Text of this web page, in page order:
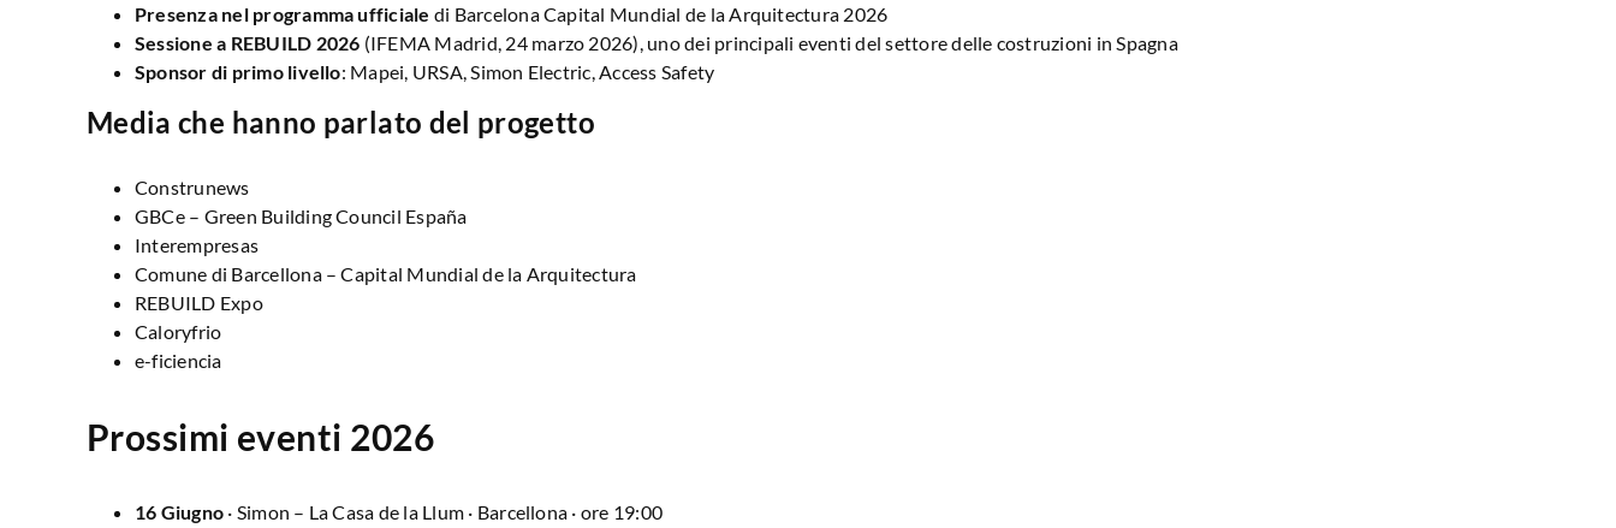
Presenza nel programma ufficiale di Barcelona Capital Mundial de la Arquitectura 2026
Sessione a REBUILD 2026 (IFEMA Madrid, 24 marzo 2026), uno dei principali eventi del settore delle costruzioni in Spagna
Sponsor di primo livello: Mapei, URSA, Simon Electric, Access Safety
Media che hanno parlato del progetto
Construnews
GBCe – Green Building Council España
Interempresas
Comune di Barcellona – Capital Mundial de la Arquitectura
REBUILD Expo
Caloryfrio
e-ficiencia
Prossimi eventi 2026
16 Giugno · Simon – La Casa de la Llum · Barcellona · ore 19:00